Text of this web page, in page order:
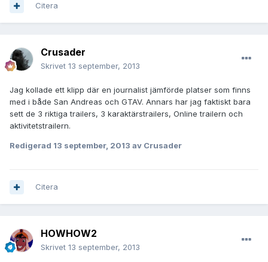
Citera
Crusader
Skrivet 13 september, 2013
Jag kollade ett klipp där en journalist jämförde platser som finns
med i både San Andreas och GTAV. Annars har jag faktiskt bara
sett de 3 riktiga trailers, 3 karaktärstrailers, Online trailern och
aktivitetstrailern.
Redigerad 13 september, 2013 av Crusader
Citera
HOWHOW2
Skrivet 13 september, 2013